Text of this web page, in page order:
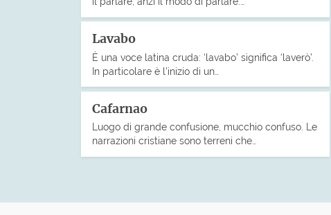
Lavabo
È una voce latina cruda: ‘lavabo’ significa ‘laverò’.
In particolare è l’inizio di un…
Cafarnao
Luogo di grande confusione, mucchio confuso. Le
narrazioni cristiane sono terreni che…